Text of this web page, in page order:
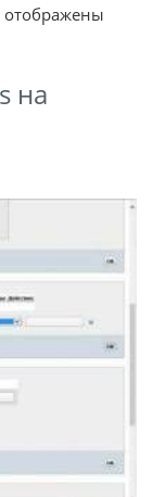
отображены
на